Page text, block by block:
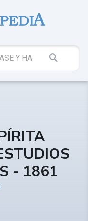
- 1861